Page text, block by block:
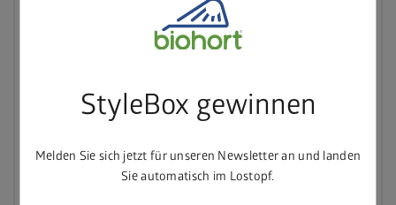
Rankgitter für l-Form (2 Stk.)
in 3 Größen
StyleBox gewinnen
Melden Sie sich jetzt für unseren Newsletter an und landen
Sie automatisch im Lostopf.